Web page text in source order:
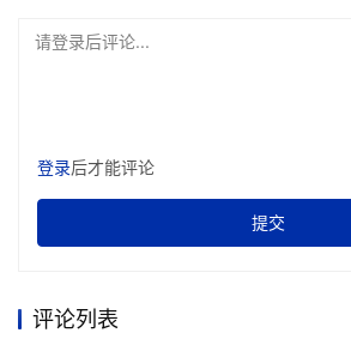
请登录后评论...
登录后才能评论
提交
评论列表